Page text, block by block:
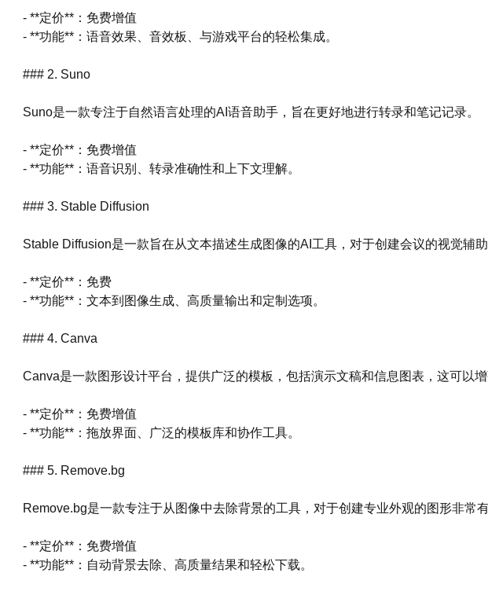
- **定价**：免费增值
- **功能**：语音效果、音效板、与游戏平台的轻松集成。
### 2. Suno
Suno是一款专注于自然语言处理的AI语音助手，旨在更好地进行转录和笔记记录。
- **定价**：免费增值
- **功能**：语音识别、转录准确性和上下文理解。
### 3. Stable Diffusion
Stable Diffusion是一款旨在从文本描述生成图像的AI工具，对于创建会议的视觉辅
- **定价**：免费
- **功能**：文本到图像生成、高质量输出和定制选项。
### 4. Canva
Canva是一款图形设计平台，提供广泛的模板，包括演示文稿和信息图表，这可以
- **定价**：免费增值
- **功能**：拖放界面、广泛的模板库和协作工具。
### 5. Remove.bg
Remove.bg是一款专注于从图像中去除背景的工具，对于创建专业外观的图形非常
- **定价**：免费增值
- **功能**：自动背景去除、高质量结果和轻松下载。